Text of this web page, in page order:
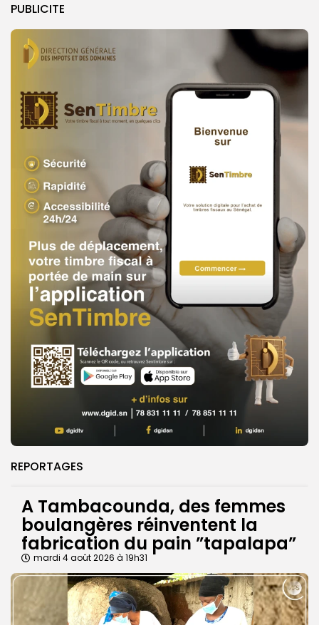
PUBLICITE
REPORTAGES
A Tambacounda, des femmes
boulangères réinventent la
fabrication du pain ”tapalapa”
mardi 4 août 2026 à 19h31